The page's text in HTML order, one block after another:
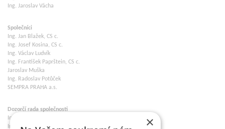
Ing. Jaroslav Vácha
Společníci
Ing. Jan Blažek, CS c.
Ing. Josef Kosina, CS c.
Ing. Václav Ludvík
Ing. František Paprštein, CS c.
Jaroslav Muška
Ing. Radoslav Potůček
SEMPRA PRAHA a.s.
Dozorčí rada společnosti
Ing. Josef Kosina
Ing. Martin Ludvík
×